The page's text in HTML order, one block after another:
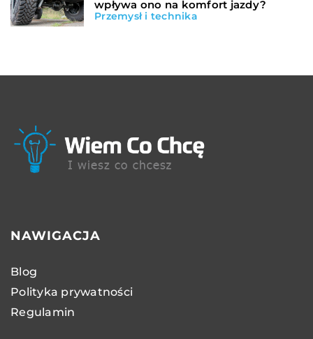
wpływa ono na komfort jazdy?
Przemysł i technika
NAWIGACJA
Blog
Polityka prywatności
Regulamin